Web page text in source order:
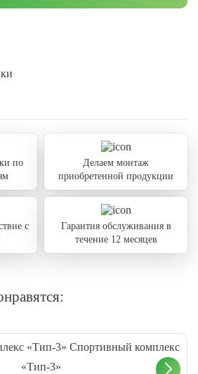
по
Делаем монтаж
приобретенной продукции
с
Гарантия обслуживания в
течение 12 месяцев
Спортивный комплекс
«Тип-3»